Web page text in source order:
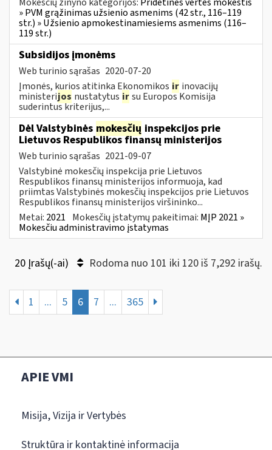
» PVM grąžinimas užsienio asmenims (42 str., 116–119
str.) » Užsienio apmokestinamiesiems asmenims (116–
119 str.)
Subsidijos įmonėms
Web turinio sąrašas 2020-07-20
Įmonės, kurios atitinka Ekonomikos ir inovacijų
ministerijos nustatytus irsu Europos Komisija
suderintus kriterijus,...
Dėl Valstybinės mokesčių inspekcijos prie
Lietuvos Respublikos finansų ministerijos
Web turinio sąrašas 2021-09-07
Valstybinė mokesčių inspekcija prie Lietuvos
Respublikos finansų ministerijos informuoja, kad
priimtas Valstybinės mokesčių inspekcijos prie Lietuvos
Respublikos finansų ministerijos viršininko...
Metai: 2021 Mokesčių įstatymų pakeitimai: MĮP 2021 »
Mokesčiu administravimo įstatymas
20 Įrašų(-ai) Rodoma nuo 101 iki 120 iš 7,292 irašų.
1 ... 5 6 7 ... 365
APIE VMI
Misija, Vizija ir Vertybės
Struktūra ir kontaktinė informacija